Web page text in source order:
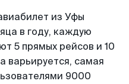
из Уфы
в году, каждую
5 прямых рейсов и 10
варьируется, самая
9000